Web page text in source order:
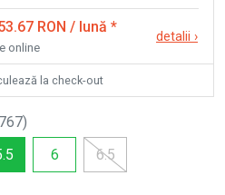
RON / lună *
online
detalii ›
la check-out
)
6 6.5